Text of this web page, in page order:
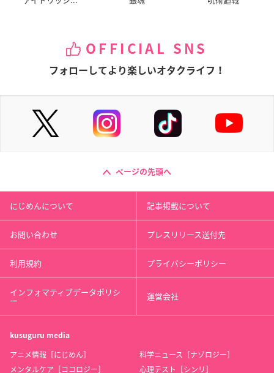
OFFICIAL SNS
フォローしてより楽しいオタクライフ！
ページの先頭へ
にじめんについて 記事掲載について
お問い合わせ プレスリリース送付先
利用規約 プライバシーポリシー
インフォマティブデータポリシ
ー 運営会社
kusuguru media
アニメ情報［にじめん］
科学ニュース［ナゾロジー］
メンタルケア［ココロジー］
心理テスト［シンリ］